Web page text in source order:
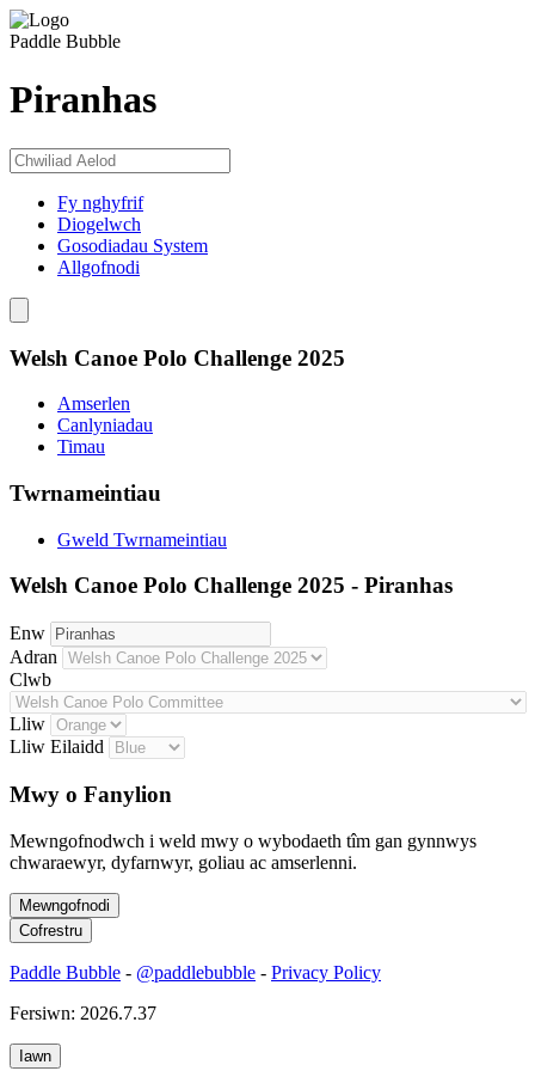
Paddle Bubble
Piranhas
Fy nghyfrif
Diogelwch
Gosodiadau System
Allgofnodi
Welsh Canoe Polo Challenge 2025
Amserlen
Canlyniadau
Timau
Twrnameintiau
Gweld Twrnameintiau
Welsh Canoe Polo Challenge 2025 - Piranhas
Enw
Adran
Clwb
Lliw
Lliw Eilaidd
Mwy o Fanylion
Mewngofnodwch i weld mwy o wybodaeth tîm gan gynnwys
chwaraewyr, dyfarnwyr, goliau ac amserlenni.
Paddle Bubble - @paddlebubble - Privacy Policy
Fersiwn: 2026.7.37